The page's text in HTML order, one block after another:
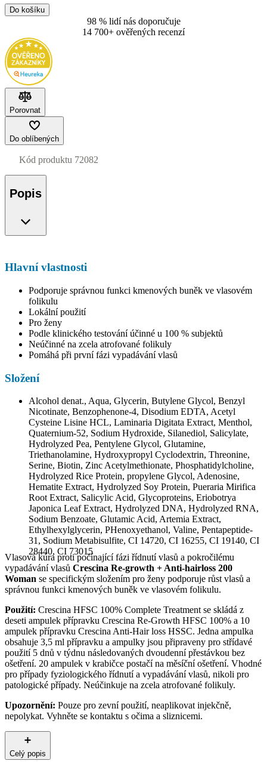
Do košíku
98 % lidí nás doporučuje
14 700+ ověřených recenzí
Porovnat
Do oblíbených
Kód produktu 72082
Popis
Hlavní vlastnosti
Podporuje správnou funkci kmenových buněk ve vlasovém
folikulu
Lokální použití
Pro ženy
Podle klinického testování účinné u 100 % subjektů
Neúčinné na zcela atrofované folikuly
Pomáhá při první fázi vypadávání vlasů
Složení
Alcohol denat., Aqua, Glycerin, Butylene Glycol, Benzyl
Nicotinate, Benzophenone-4, Disodium EDTA, Acetyl
Cysteine Lisine HCL, Laminaria Digitata Extract, Menthol,
Quaternium-52, Sodium Hydroxide, Silanediol, Salicylate,
Hydrolyzed Pea, Pentylene Glycol, Glutamine,
Triethanolamine, Hydroxypropyl Cyclodextrin, Threonine,
Serine, Biotin, Zinc Acetylmethionate, Phosphatidylcholine,
Hydrolyzed Rice Protein, propylene Glycol, Adenosine,
Hematite Extract, Hydrolyzed Soy Protein, Pueraria Mirifica
Root Extract, Salicylic Acid, Glycoproteins, Eriobotrya
Japonica Leaf Extract, Hydrolyzed DNA, Hydrolyzed RNA,
Sodium Benzoate, Glutamic Acid, Artemia Extract,
Ethylhexylglycerin, PHenoxyethanol, Valine, Pentapeptide-
31, Sodium Metabisulfite, CI 14720, CI 16255, CI 19140, CI
28440, CI 73015
Vlasová kúra proti počínající fázi řídnutí vlasů a pokročilému
vypadávání vlasů Crescina Re-growth + Anti-hairloss 200
Woman se specifickým složením pro ženy podporuje růst vlasů a
správnou funkci kmenových buněk ve vlasovém folikulu.
Použití: Crescina HFSC 100% Complete Treatment se skládá z
deseti ampulek přípravku Crescina Re-Growth HFSC 100% a 10
ampulek přípravku Crescina Anti-Hair loss HSSC. Jedna ampulka
obsahuje 3,5 ml přípravku a ampulky jsou připraveny pro střídavé
použití 5 dnů v týdnu následovaných dvoudenní přestávkou bez
ošetření. 20 ampulek v krabičce postačí na měsíční ošetření. Vhodné
pro případy fyziologického řídnutí a vypadávání vlasů, nikoli pro
patologické případy. Neúčinkuje na zcela atrofované folikuly.
Upozornění: Pouze pro zevní použití, neaplikovat injekčně,
nepolykat. Vyhněte se kontaktu s očima a sliznicemi.
Celý popis